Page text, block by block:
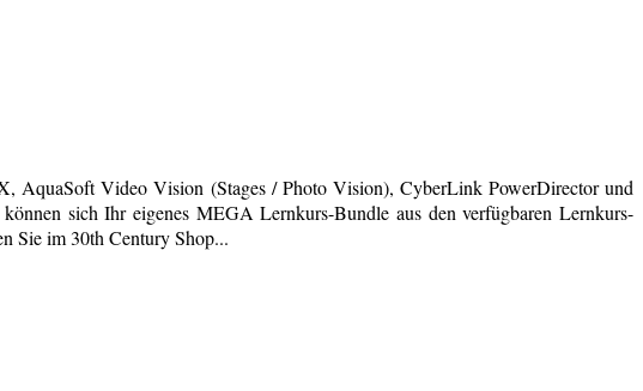
AquaSoft Video Vision (Stages / Photo Vision), CyberLink PowerDirector und
sich Ihr eigenes MEGA Lernkurs-Bundle aus den verfügbaren Lernkurs-
Sie im 30th Century Shop...